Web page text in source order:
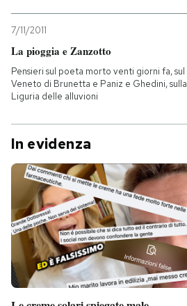
7/11/2011
La pioggia e Zanzotto
Pensieri sul poeta morto venti giorni fa, sul
Veneto di Brunetta e Paniz e Ghedini, sulla
Liguria delle alluvioni
In evidenza